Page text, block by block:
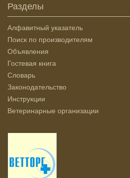
Разделы
Алфавитный указатель
Поиск по производителям
Объявления
Гостевая книга
Словарь
Законодательство
Инструкции
Ветеринарные организации